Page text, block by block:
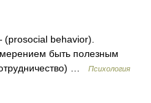
behavior).
быть полезным
…
Психология